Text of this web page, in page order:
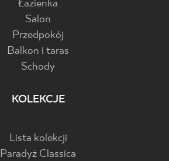
Łazienka
Salon
Przedpokój
Balkon i taras
Schody
KOLEKCJE
Lista kolekcji
Paradyż Classica